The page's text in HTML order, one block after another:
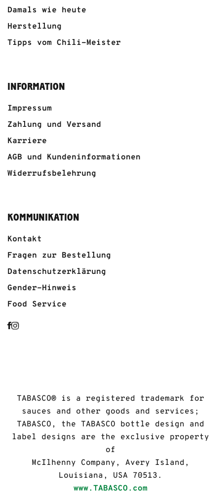
Damals wie heute
Herstellung
Tipps vom Chili-Meister
INFORMATION
Impressum
Zahlung und Versand
Karriere
AGB und Kundeninformationen
Widerrufsbelehrung
KOMMUNIKATION
Kontakt
Fragen zur Bestellung
Datenschutzerklärung
Gender-Hinweis
Food Service
TABASCO® is a registered trademark for
sauces and other goods and services;
TABASCO, the TABASCO bottle design and
label designs are the exclusive property
of
McIlhenny Company, Avery Island,
Louisiana, USA 70513.
www.TABASCO.com